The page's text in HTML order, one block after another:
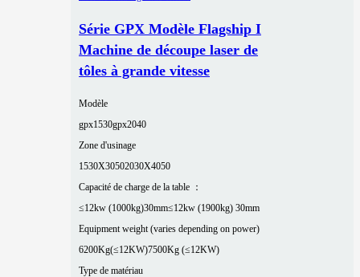
Série GPX Modèle Flagship I
Machine de découpe laser de
tôles à grande vitesse
Modèle
gpx1530gpx2040
Zone d'usinage
1530X30502030X4050
Capacité de charge de la table ：
≤12kw (1000kg)30mm≤12kw (1900kg) 30mm
Equipment weight (varies depending on power)
6200Kg(≤12KW)7500Kg (≤12KW)
Type de matériau